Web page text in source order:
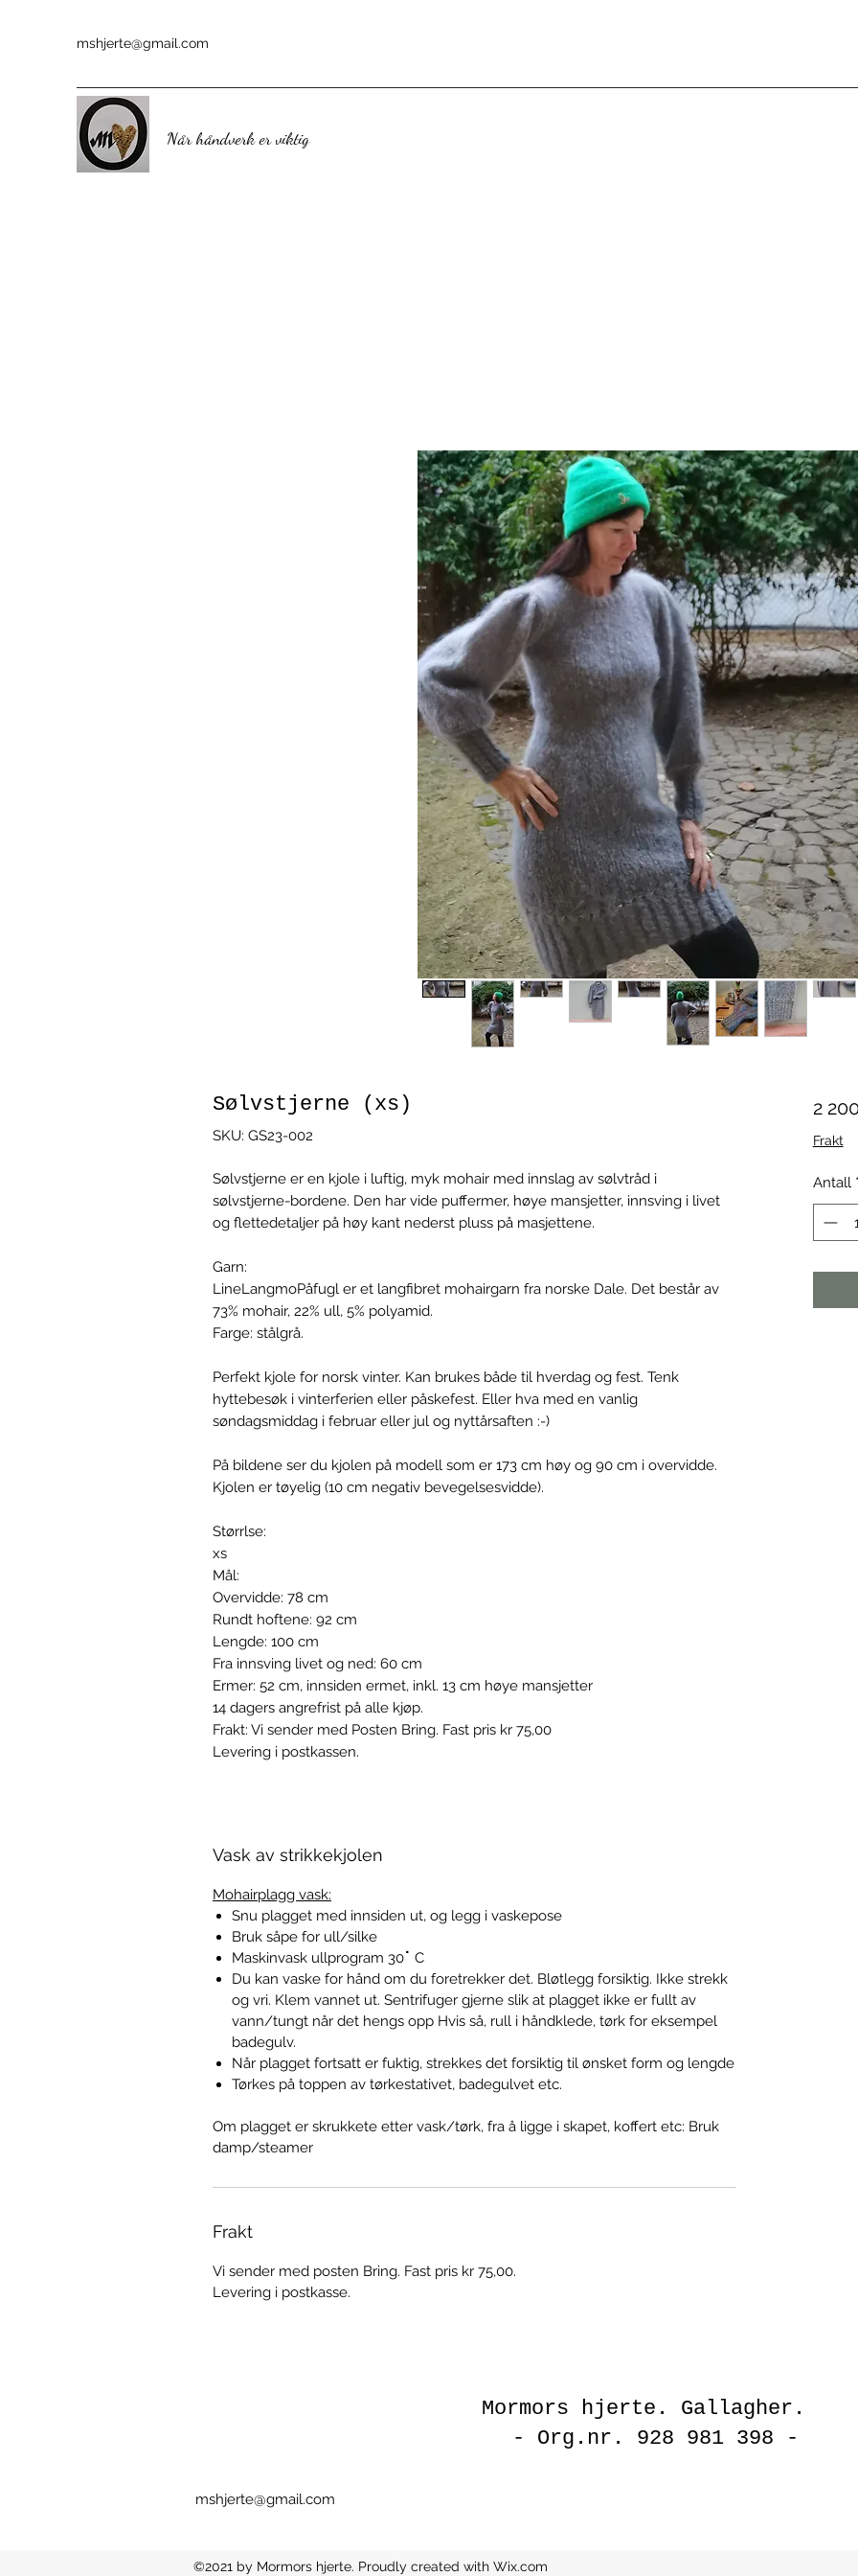
mshjerte@gmail.com
Når håndverk er viktig
Sølvstjerne (xs)
SKU: GS23-002
Sølvstjerne er en kjole i luftig, myk mohair med innslag av sølvtråd i
sølvstjerne-bordene. Den har vide puffermer, høye mansjetter, innsving i livet
og flettedetaljer på høy kant nederst pluss på masjettene.
Garn:
LineLangmoPåfugl er et langfibret mohairgarn fra norske Dale. Det består av
73% mohair, 22% ull, 5% polyamid.
Farge: stålgrå.
Perfekt kjole for norsk vinter. Kan brukes både til hverdag og fest. Tenk
hyttebesøk i vinterferien eller påskefest. Eller hva med en vanlig
søndagsmiddag i februar eller jul og nyttårsaften :-)
På bildene ser du kjolen på modell som er 173 cm høy og 90 cm i overvidde.
Kjolen er tøyelig (10 cm negativ bevegelsesvidde).
Størrlse:
xs
Mål:
Overvidde: 78 cm
Rundt hoftene: 92 cm
Lengde: 100 cm
Fra innsving livet og ned: 60 cm
Ermer: 52 cm, innsiden ermet, inkl. 13 cm høye mansjetter
14 dagers angrefrist på alle kjøp.
Frakt: Vi sender med Posten Bring. Fast pris kr 75,00
Levering i postkassen.
Vask av strikkekjolen
Mohairplagg vask:
Snu plagget med innsiden ut, og legg i vaskepose
Bruk såpe for ull/silke
Maskinvask ullprogram 30⠁ C
Du kan vaske for hånd om du foretrekker det. Bløtlegg forsiktig. Ikke strekk
og vri. Klem vannet ut. Sentrifuger gjerne slik at plagget ikke er fullt av
vann/tungt når det hengs opp Hvis så, rull i håndklede, tørk for eksempel
badegulv.
Når plagget fortsatt er fuktig, strekkes det forsiktig til ønsket form og lengde
Tørkes på toppen av tørkestativet, badegulvet etc.
Om plagget er skrukkete etter vask/tørk, fra å ligge i skapet, koffert etc: Bruk
damp/steamer
Frakt
Vi sender med posten Bring. Fast pris kr 75,00.
Levering i postkasse.
2
Frakt
Antall *
Mormors hjerte. Gallagher.
- Org.nr. 928 981 398 -
mshjerte@gmail.com
©2021 by Mormors hjerte. Proudly created with Wix.com